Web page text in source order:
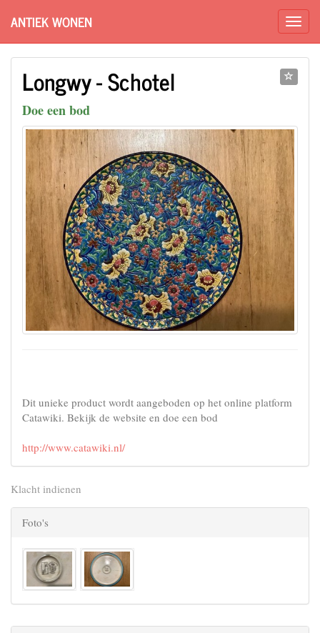
ANTIEK WONEN
Longwy - Schotel
Doe een bod
Dit unieke product wordt aangeboden op het online platform
Catawiki. Bekijk de website en doe een bod
http://www.catawiki.nl/
Klacht indienen
Foto's